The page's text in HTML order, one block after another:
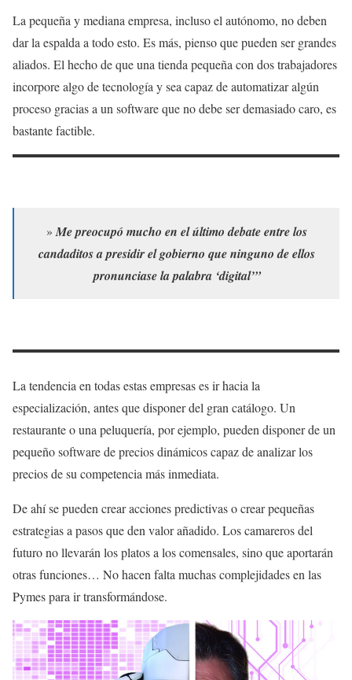
La pequeña y mediana empresa, incluso el autónomo, no deben
dar la espalda a todo esto. Es más, pienso que pueden ser grandes
aliados. El hecho de que una tienda pequeña con dos trabajadores
incorpore algo de tecnología y sea capaz de automatizar algún
proceso gracias a un software que no debe ser demasiado caro, es
bastante factible.
»Me preocupó mucho en el último debate entre los
candaditos a presidir el gobierno que ninguno de ellos
pronunciase la palabra ‘digital’”
La tendencia en todas estas empresas es ir hacia la
especialización, antes que disponer del gran catálogo. Un
restaurante o una peluquería, por ejemplo, pueden disponer de un
pequeño software de precios dinámicos capaz de analizar los
precios de su competencia más inmediata.
De ahí se pueden crear acciones predictivas o crear pequeñas
estrategias a pasos que den valor añadido. Los camareros del
futuro no llevarán los platos a los comensales, sino que aportarán
otras funciones… No hacen falta muchas complejidades en las
Pymes para ir transformándose.